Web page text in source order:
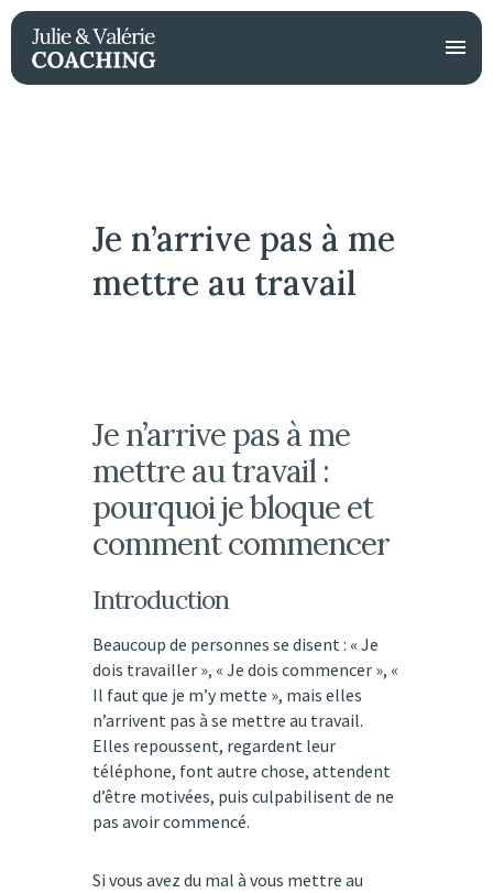
Je n’arrive pas à me
mettre au travail
Je n’arrive pas à me
mettre au travail :
pourquoi je bloque et
comment commencer
Introduction
Beaucoup de personnes se disent : « Je
dois travailler », « Je dois commencer », «
Il faut que je m’y mette », mais elles
n’arrivent pas à se mettre au travail.
Elles repoussent, regardent leur
téléphone, font autre chose, attendent
d’être motivées, puis culpabilisent de ne
pas avoir commencé.
Si vous avez du mal à vous mettre au